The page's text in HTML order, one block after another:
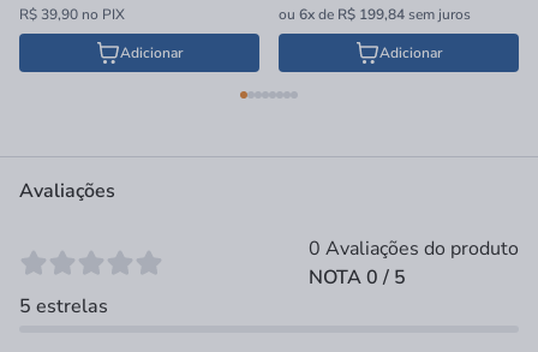
R$ 39,90 no PIX
Adicionar
ou 6xde R$ 199,84sem juros
Adicionar
Avaliações
0 Avaliações do produto
NOTA 0 / 5
5 estrelas